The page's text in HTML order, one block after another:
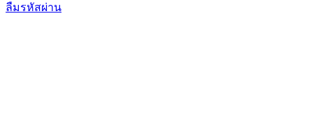
ลืมรหัสผ่าน